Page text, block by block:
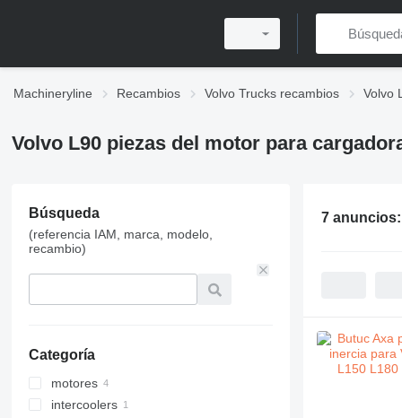
Machineryline Recambios Volvo Trucks recambios Volvo
Volvo L90 piezas del motor para
Búsqueda
(referencia IAM, marca, modelo,
recambio)
Categoría
motores
intercoolers
7 anuncios: